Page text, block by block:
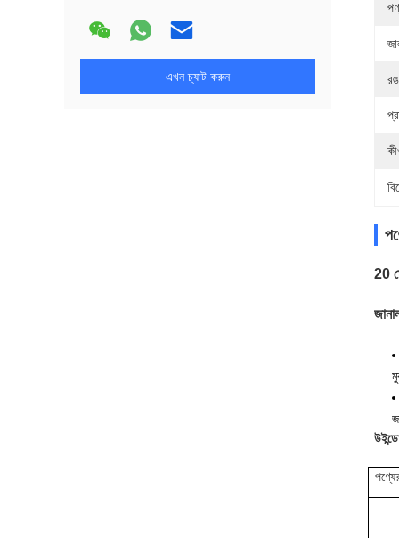
এখন চ্যাট করুন
20